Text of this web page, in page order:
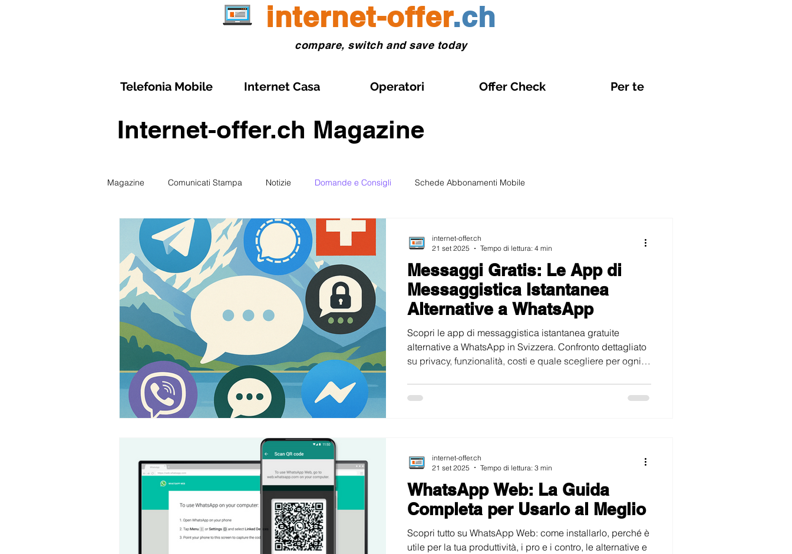
internet-offer.ch
compare, switch and save today
Telefonia Mobile Internet Casa Operatori Offer Check Per te
Internet-offer.ch Magazine
Magazine Comunicati Stampa Notizie Domande e Consigli Schede Abbonamenti Mobile
Schede Abbonamenti Internet Gestione abbonamento
Sim Prepagate Svizzera Confronti e Test Osservatori e Analisi Fibra Ottica Abbonamenti Internet in Promozione
Mappe Svizzera Tv e Streaming
Messaggi Gratis: Le App di
Messaggistica Istantanea
Alternative a WhatsApp
Scopri le app di messaggistica istantanea gratuite
alternative a WhatsApp in Svizzera. Confronto dettagliato
su privacy, funzionalità, costi e quale scegliere per ogni
internet-offer.ch
21 set 2025
Tempo di lettura: 4 min
WhatsApp Web: La Guida
Completa per Usarlo al Meglio
Scopri tutto su WhatsApp Web: come installarlo, perché è
utile per la tua produttività, i pro e i contro, le alternative e
internet-offer.ch
21 set 2025
Tempo di lettura: 3 min